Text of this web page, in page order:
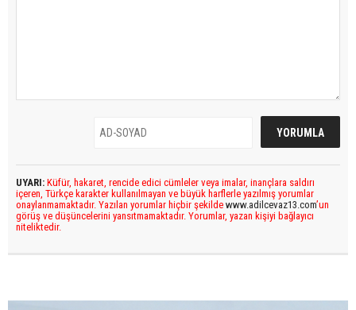
UYARI: Küfür, hakaret, rencide edici cümleler veya imalar, inançlara saldırı
içeren, Türkçe karakter kullanılmayan ve büyük harflerle yazılmış yorumlar
onaylanmamaktadır. Yazılan yorumlar hiçbir şekilde www.adilcevaz13.com’un
görüş ve düşüncelerini yansıtmamaktadır. Yorumlar, yazan kişiyi bağlayıcı
niteliktedir.